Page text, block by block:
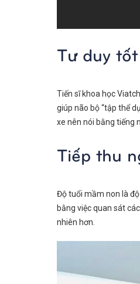
Tư duy
Tiến sĩ khoa học
giúp não bộ “tập thể
xe nên nói bằng tiếng
Tiếp thu
Độ tuổi mầm non là
bằng việc quan sát
nhiên hơn.